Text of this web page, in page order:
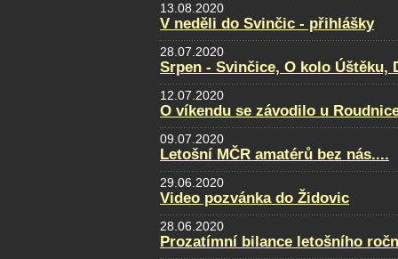
13.08.2020
V neděli do Svinčic - přihlášky
28.07.2020
Srpen - Svinčice, O kolo Úštěku,
12.07.2020
O víkendu se závodilo u
09.07.2020
Letošní MČR amatérů bez nás....
29.06.2020
Video pozvánka do Židovic
28.06.2020
Prozatímní bilance letošního